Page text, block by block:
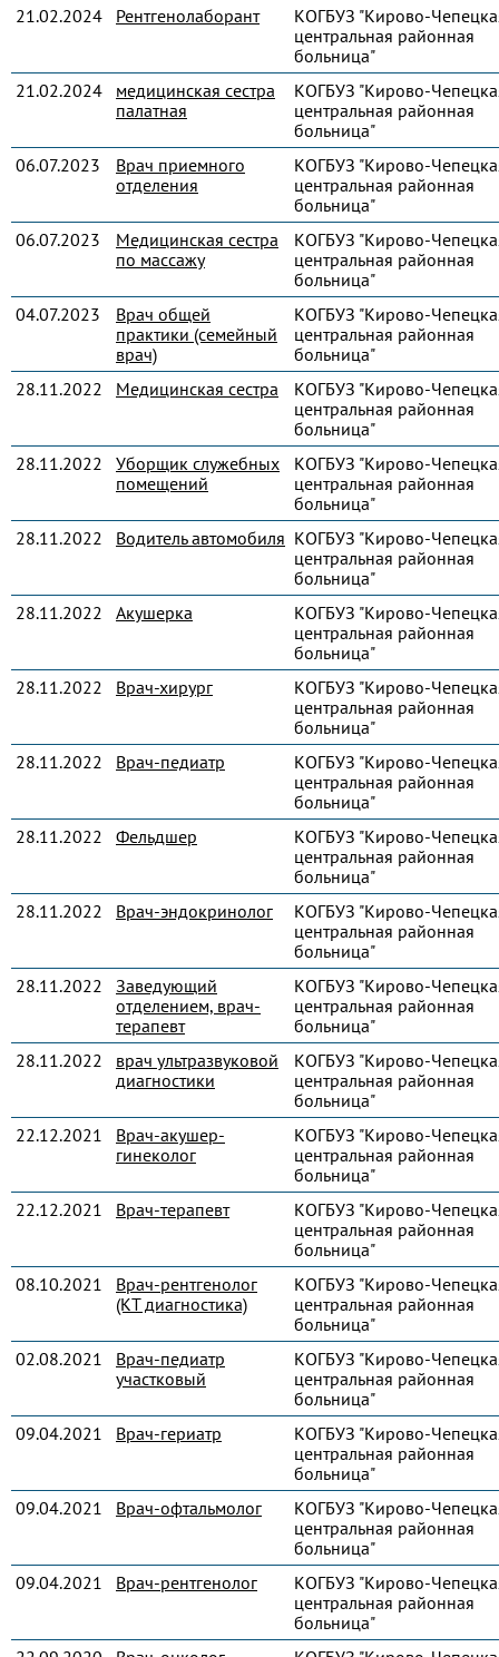
21.02.2024
Рентгенолаборант
КОГБУЗ "Кирово-
центральная районная
больница"
21.02.2024
медицинская сестра
палатная
КОГБУЗ "Кирово-
центральная районная
больница"
06.07.2023
Врач приемного
отделения
КОГБУЗ "Кирово-
центральная районная
больница"
06.07.2023
Медицинская сестра
по массажу
КОГБУЗ "Кирово-
центральная районная
больница"
04.07.2023
Врач общей
практики (семейный
врач)
КОГБУЗ "Кирово-
центральная районная
больница"
28.11.2022
Медицинская сестра
КОГБУЗ "Кирово-
центральная районная
больница"
28.11.2022
Уборщик служебных
помещений
КОГБУЗ "Кирово-
центральная районная
больница"
28.11.2022
Водитель автомобиля КОГБУЗ "Кирово-
центральная районная
больница"
28.11.2022
Акушерка
КОГБУЗ "Кирово-
центральная районная
больница"
28.11.2022
Врач-хирург
КОГБУЗ "Кирово-
центральная районная
больница"
28.11.2022
Врач-педиатр
КОГБУЗ "Кирово-
центральная районная
больница"
28.11.2022
Фельдшер
КОГБУЗ "Кирово-
центральная районная
больница"
28.11.2022
Врач-эндокринолог
КОГБУЗ "Кирово-
центральная районная
больница"
28.11.2022
Заведующий
отделением, врач-
терапевт
КОГБУЗ "Кирово-
центральная районная
больница"
28.11.2022
врач ультразвуковой
диагностики
КОГБУЗ "Кирово-
центральная районная
больница"
22.12.2021
Врач-акушер-
гинеколог
КОГБУЗ "Кирово-
центральная районная
больница"
22.12.2021
Врач-терапевт
КОГБУЗ "Кирово-
центральная районная
больница"
08.10.2021
Врач-рентгенолог
(КТ диагностика)
КОГБУЗ "Кирово-
центральная районная
больница"
02.08.2021
Врач-педиатр
участковый
КОГБУЗ "Кирово-
центральная районная
больница"
09.04.2021
Врач-гериатр
КОГБУЗ "Кирово-
центральная районная
больница"
09.04.2021
Врач-офтальмолог
КОГБУЗ "Кирово-
центральная районная
больница"
09.04.2021
Врач-рентгенолог
КОГБУЗ "Кирово-
центральная районная
больница"